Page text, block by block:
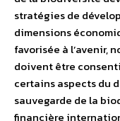
stratégies de
dimensions
favorisée à l’avenir,
doivent être
certains aspects du
sauvegarde de la
financière